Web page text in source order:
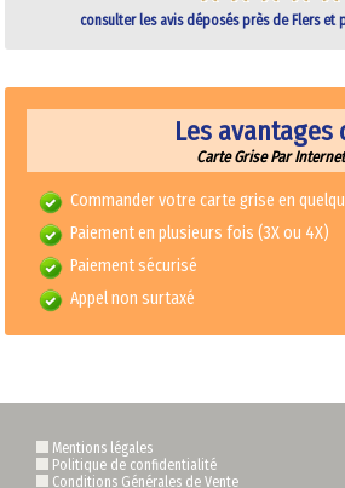
consulter les avis déposés près de Flers et
Les avantages
Carte Grise Par Internet
Commander votre carte grise en
Paiement en plusieurs fois (3X ou 4X)
Paiement sécurisé
Appel non surtaxé
Mentions légales
Politique de confidentialité
Conditions Générales de Vente